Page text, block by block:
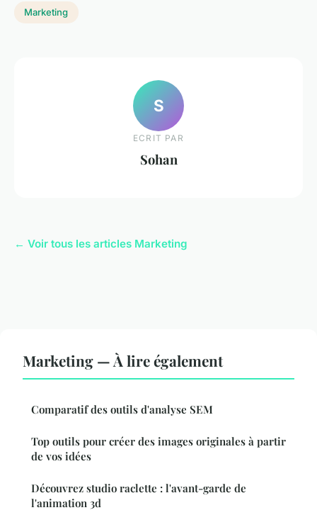
Marketing
S
ECRIT PAR
Sohan
← Voir tous les articles Marketing
Marketing — À lire également
Comparatif des outils d'analyse SEM
Top outils pour créer des images originales à partir
de vos idées
Découvrez studio raclette : l'avant-garde de
l'animation 3d